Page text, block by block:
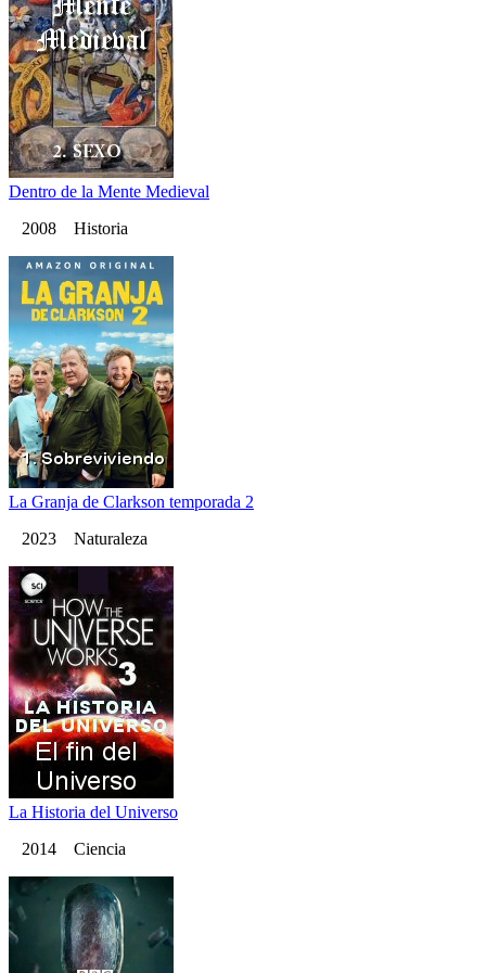
Dentro de la Mente Medieval
2008 Historia
La Granja de Clarkson temporada 2
2023 Naturaleza
La Historia del Universo
2014 Ciencia